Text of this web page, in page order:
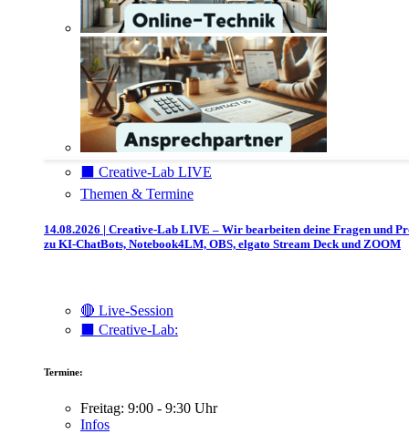
⬛️ Creative-Lab LIVE
Themen & Termine
14.08.2026 | Creative-Lab LIVE – Wir bearbeiten deine Fragen und
zu KI-ChatBots, Notebook4LM, OBS, elgato Stream Deck und ZOOM
🔴 Live-Session
⬛️ Creative-Lab:
Termine:
Freitag: 9:00 - 9:30 Uhr
Infos